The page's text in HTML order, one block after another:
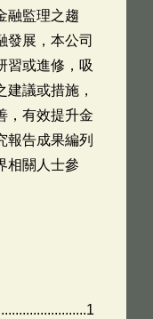
融監理之趨
發展，本公司
習或進修，吸
議或措施，
，有效提升金
報告成果編列
相關人士參